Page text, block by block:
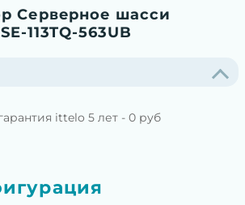
Серверное шасси
113TQ-563UB
ittelo 5 лет - 0 руб